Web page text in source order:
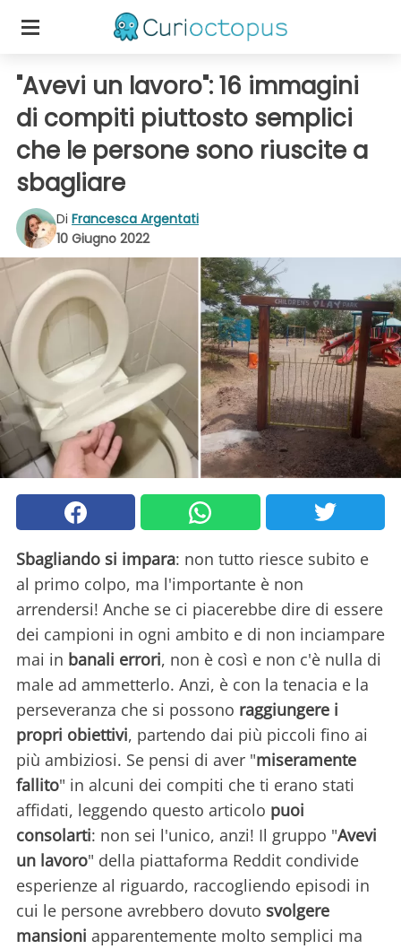
"Avevi un lavoro": 16 immagini
di compiti piuttosto semplici
che le persone sono riuscite a
sbagliare
Di Francesca Argentati
10 Giugno 2022
Sbagliando si impara: non tutto riesce subito e
al primo colpo, ma l'importante è non
arrendersi! Anche se ci piacerebbe dire di essere
dei campioni in ogni ambito e di non inciampare
mai in banali errori, non è così e non c'è nulla di
male ad ammetterlo. Anzi, è con la tenacia e la
perseveranza che si possono raggiungere i
propri obiettivi, partendo dai più piccoli fino ai
più ambiziosi. Se pensi di aver "miseramente
fallito" in alcuni dei compiti che ti erano stati
affidati, leggendo questo articolo puoi
consolarti: non sei l'unico, anzi! Il gruppo "Avevi
un lavoro" della piattaforma Reddit condivide
esperienze al riguardo, raccogliendo episodi in
cui le persone avrebbero dovuto svolgere
mansioni apparentemente molto semplici ma